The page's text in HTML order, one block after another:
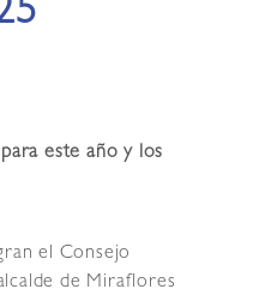
este año y los
el Consejo
de Miraflores